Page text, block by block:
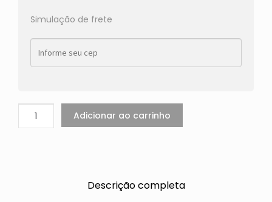
Simulação de frete
Adicionar ao carrinho
Descrição completa